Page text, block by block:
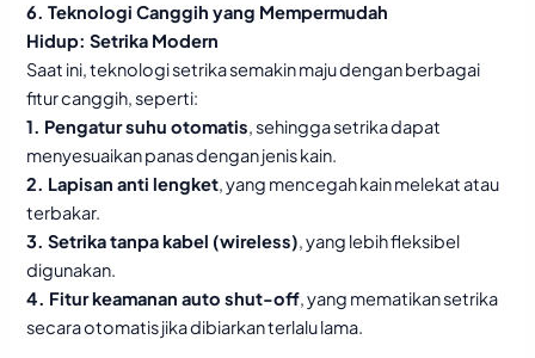
6. Teknologi Canggih yang Mempermudah
Hidup:Setrika Modern
Saat ini, teknologi setrika semakin maju dengan berbagai
fitur canggih, seperti:
1. Pengatur suhu otomatis, sehingga setrika dapat
menyesuaikan panas dengan jenis kain.
2. Lapisan anti lengket, yang mencegah kain melekat atau
terbakar.
3.Setrika tanpa kabel (wireless), yang lebih fleksibel
digunakan.
4. Fitur keamanan auto shut-off, yang mematikan setrika
secara otomatis jika dibiarkan terlalu lama.